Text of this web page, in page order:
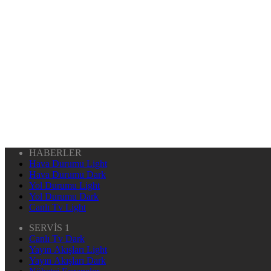
HABERLER
Hava Durumu Light
Hava Durumu Dark
Yol Durumu Light
Yol Durumu Dark
Canlı Tv Light
SERVİS 1
Canlı Tv Dark
Yayın Akışları Light
Yayın Akışları Dark